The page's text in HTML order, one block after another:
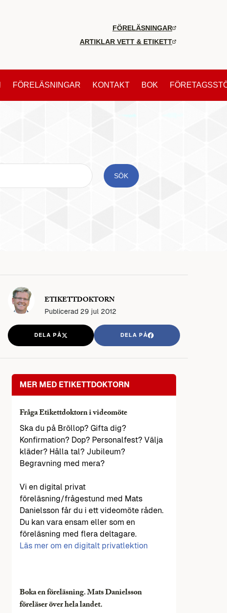
FÖRELÄSNINGAR
ARTIKLAR VETT & ETIKETT
FÖRELÄSNINGAR KONTAKT BOK
ETIKETTDOKTORN
Publicerad 29 jul 2012
DELA PÅ DELA PÅ
MER MED ETIKETTDOKTORN
Fråga Etikettdoktorn i videomöte
Ska du på Bröllop? Gifta dig?
Konfirmation? Dop? Personalfest? Välja
kläder? Hålla tal? Jubileum?
Begravning med mera?
Vi en digital privat
föreläsning/frågestund med Mats
Danielsson får du i ett videomöte råden.
Du kan vara ensam eller som en
föreläsning med flera deltagare.
Läs mer om en digitalt privatlektion
Boka en föreläsning. Mats Danielsson
föreläser över hela landet.